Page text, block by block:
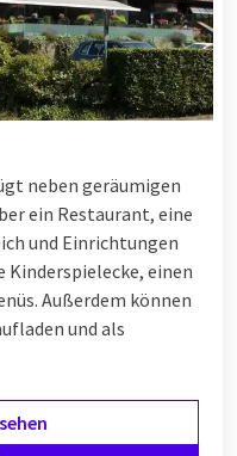
neben geräumigen
ein Restaurant, eine
und Einrichtungen
Kinderspielecke, einen
Außerdem können
und als